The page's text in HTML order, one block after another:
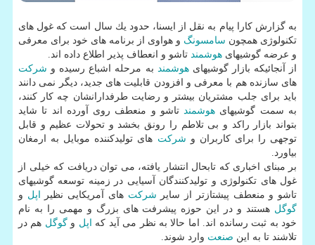
به گزارش كارا پیام به نقل از ایسنا، حدود یك سال است كه غول های
تكنولوژی همچون سامسونگ و هواوی از برنامه های خود برای معرفی
و عرضه گوشیهای هوشمند تاشو و انعطاف پذیر اطلاع داده اند.
از آنجائیكه بازار گوشیهایهوشمند به مرحله اشباع رسیده و شركت
های سازنده هم با معرفی و افزودن قابلیت های جدید، دیگر نمی دانند
باید برای جلب مشتریان بیشتر و رضایت طرفدارانشان چه كار كنند،
به سمت گوشیهای هوشمندتاشو و منعطف روی آورده اند تا شاید
بتواند بازار راكد و بی تلاطم را رونق بخشد و تحولات عظیم و قابل
توجهی را برای كاربران و شركت های تولیدكننده موبایل به ارمغان
بیاورد.
بر مبنای اخباری كه تابحال انتشار یافته، می توان دریافت كه خیلی از
غول های تكنولوژی و تولیدكنندگان آسیایی در زمینه توسعه گوشیهای
تاشو و منعطف پیشتازتر از سایر شركت های آمریكایی نظیر اپل و
گوگل هستند و در این حوزه پیشرفت های بزرگ و مهمی را به نام
خود به ثبت رسانده اند. اما حالا به نظر می آید كه
اپل وگوگل هم در
تلاشند تا به این صنعت وارد شوند.